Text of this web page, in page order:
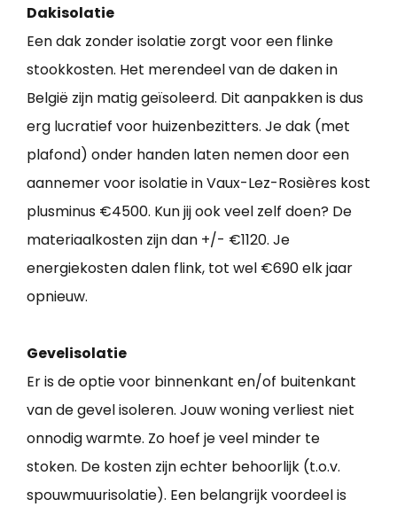
Dakisolatie
Een dak zonder isolatie zorgt voor een flinke
stookkosten. Het merendeel van de daken in
België zijn matig geïsoleerd. Dit aanpakken is dus
erg lucratief voor huizenbezitters. Je dak (met
plafond) onder handen laten nemen door een
aannemer voor isolatie in Vaux-Lez-Rosières kost
plusminus €4500. Kun jij ook veel zelf doen? De
materiaalkosten zijn dan +/- €1120. Je
energiekosten dalen flink, tot wel €690 elk jaar
opnieuw.
Gevelisolatie
Er is de optie voor binnenkant en/of buitenkant
van de gevel isoleren. Jouw woning verliest niet
onnodig warmte. Zo hoef je veel minder te
stoken. De kosten zijn echter behoorlijk (t.o.v.
spouwmuurisolatie). Een belangrijk voordeel is